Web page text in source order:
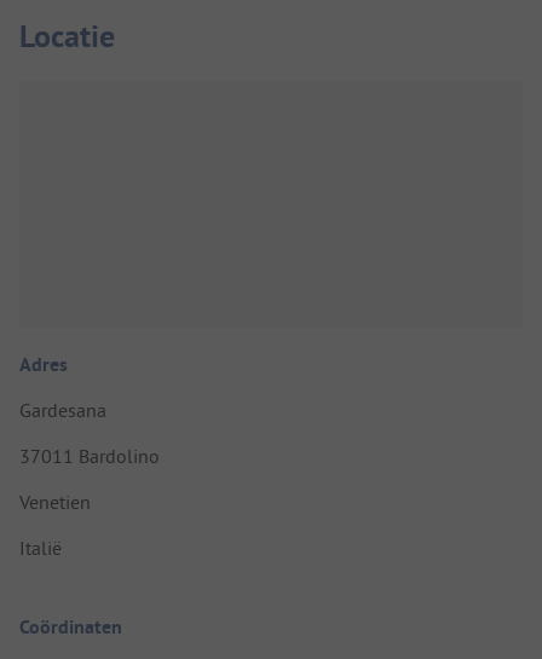
Locatie
Adres
Gardesana
37011 Bardolino
Venetien
Italië
Coördinaten